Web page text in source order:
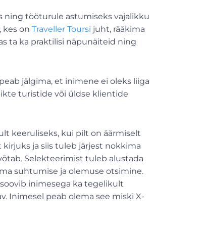
ning tööturule astumiseks vajalikku
kes on Traveller Toursi juht, rääkima
ta ka praktilisi näpunäiteid ning
jälgima, et inimene ei oleks liiga
turistide või üldse klientide
keeruliseks, kui pilt on äärmiselt
ja siis tuleb järjest nokkima
Selekteerimist tuleb alustada
suhtumise ja olemuse otsimine.
inimesega ka tegelikult
Inimesel peab olema see miski X-